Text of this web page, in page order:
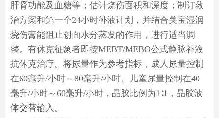
肝肾功能及血糖等；估计烧伤面积和深度；制订救
治方案和第一个24小时补液计划，并结合美宝湿润
烧伤膏能阻止创面水分蒸发的作用，进行适当调
整。有休克征象者即按MEBT/MEBO公式静脉补液
抗休克治疗。将尿量作为参考指标，成人尿量控制
在60毫升/小时～80毫升/小时、儿童尿量控制在40
毫升/小时～60毫升/小时，晶胶比例为1∶1，晶胶液
体交替输入。